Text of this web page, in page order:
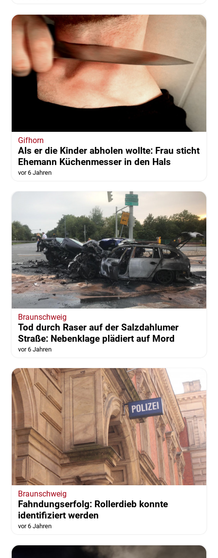
Gifhorn
Als er die Kinder abholen wollte: Frau sticht
Ehemann Küchenmesser in den Hals
vor 6 Jahren
Braunschweig
Tod durch Raser auf der Salzdahlumer
Straße: Nebenklage plädiert auf Mord
vor 6 Jahren
Braunschweig
Fahndungserfolg: Rollerdieb konnte
identifiziert werden
vor 6 Jahren